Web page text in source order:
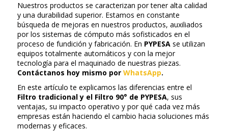
Nuestros productos se caracterizan por tener alta calidad
y una durabilidad superior. Estamos en constante
búsqueda de mejoras en nuestros productos, auxiliados
por los sistemas de cómputo más sofisticados en el
proceso de fundición y fabricación. En PYPESA se utilizan
equipos totalmente automáticos y con la mejor
tecnología para el maquinado de nuestras piezas.
Contáctanos hoy mismo por WhatsApp.
En este artículo te explicamos las diferencias entre el
Filtro tradicional y el Filtro 90° de PYPESA, sus
ventajas, su impacto operativo y por qué cada vez más
empresas están haciendo el cambio hacia soluciones más
modernas y eficaces.